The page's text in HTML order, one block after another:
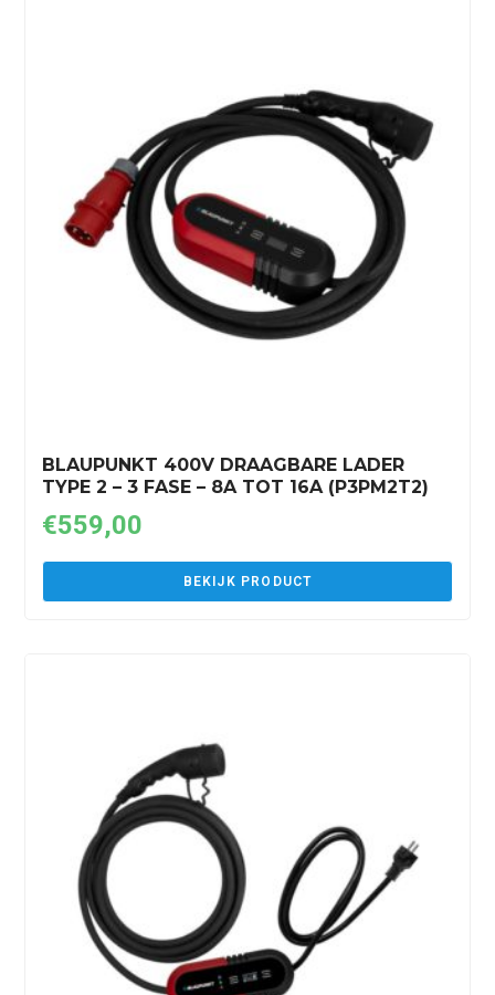
BLAUPUNKT 400V DRAAGBARE LADER
TYPE 2 – 3 FASE – 8A TOT 16A (P3PM2T2)
€559,00
BEKIJK PRODUCT